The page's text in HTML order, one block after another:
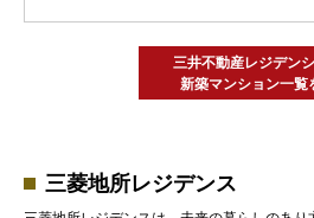
三井不動産レジデン
新築マンション一覧
三菱地所レジデンス